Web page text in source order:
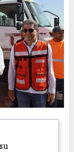
nuevo
Lalo